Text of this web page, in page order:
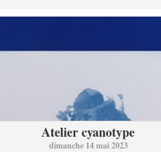
Atelier cyanotype
dimanche 14 mai 2023